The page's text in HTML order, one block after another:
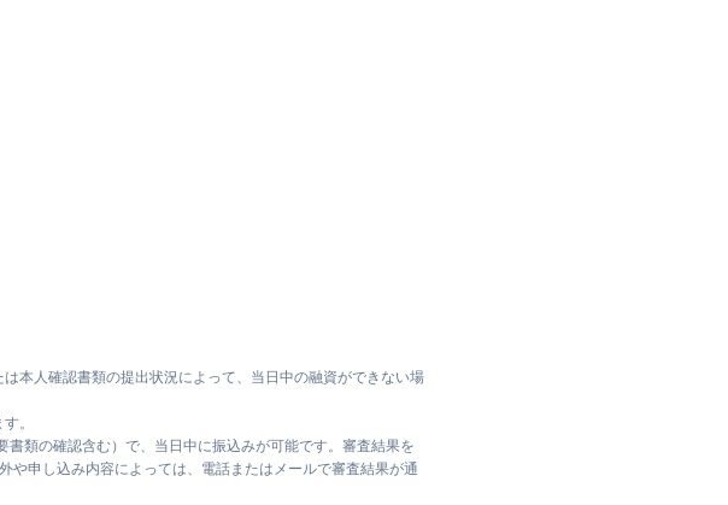
本人確認書類の提出状況によって、当日中の融資ができない場
。
類の確認含む）で、当日中に振込みが可能です。審査結果を
申し込み内容によっては、電話またはメールで審査結果が通